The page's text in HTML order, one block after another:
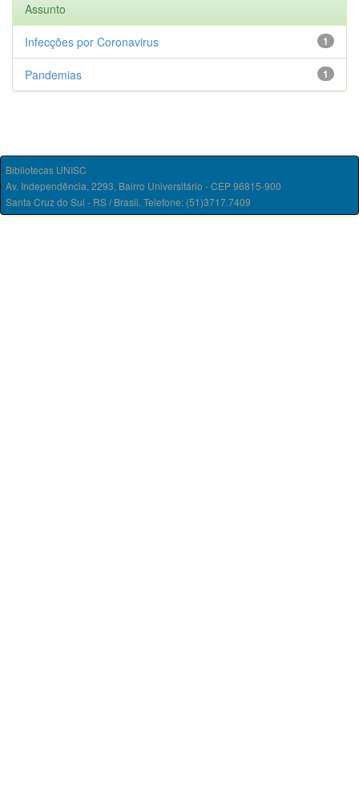
Assunto
1
Infecções por Coronavirus
1
Pandemias
Bibliotecas UNISC
Av. Independência, 2293, Bairro Universitário - CEP 96815-900
Santa Cruz do Sul - RS / Brasil. Telefone: (51)3717.7409